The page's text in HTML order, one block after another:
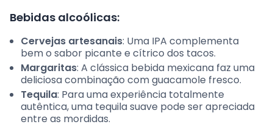
Bebidas alcoólicas:
Cervejas artesanais: Uma IPA complementa
bem o sabor picante e cítrico dos tacos.
Margaritas: A clássica bebida mexicana faz uma
deliciosa combinação com guacamole fresco.
Tequila: Para uma experiência totalmente
autêntica, uma tequila suave pode ser apreciada
entre as mordidas.